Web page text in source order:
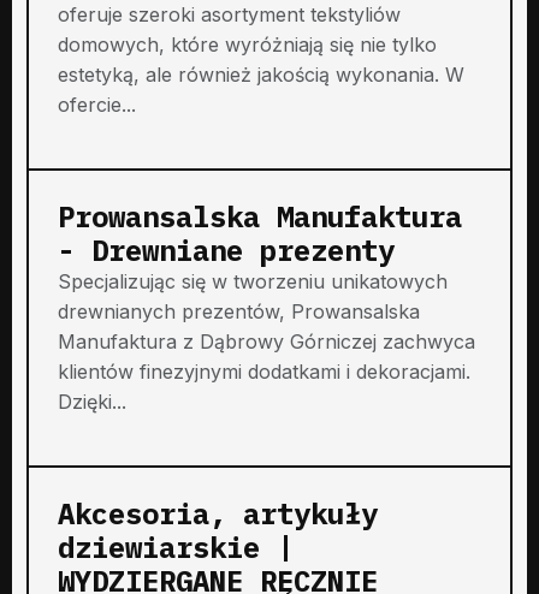
oferuje szeroki asortyment tekstyliów
domowych, które wyróżniają się nie tylko
estetyką, ale również jakością wykonania. W
ofercie...
Prowansalska Manufaktura
- Drewniane prezenty
Specjalizując się w tworzeniu unikatowych
drewnianych prezentów, Prowansalska
Manufaktura z Dąbrowy Górniczej zachwyca
klientów finezyjnymi dodatkami i dekoracjami.
Dzięki...
Akcesoria, artykuły
dziewiarskie |
WYDZIERGANE RĘCZNIE